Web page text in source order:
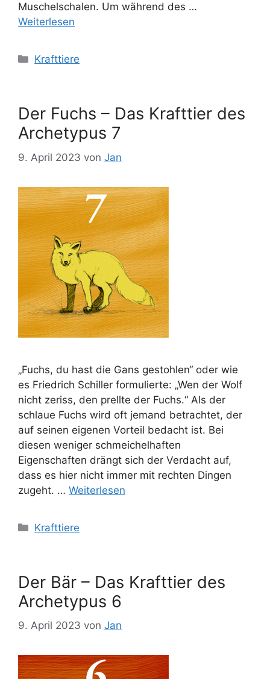
Muschelschalen. Um während des …
Weiterlesen
Kategorien
Krafttiere
Der Fuchs – Das Krafttier des
Archetypus 7
9. April 2023 von Jan
„Fuchs, du hast die Gans gestohlen“ oder wie
es Friedrich Schiller formulierte: „Wen der Wolf
nicht zeriss, den prellte der Fuchs.“ Als der
schlaue Fuchs wird oft jemand betrachtet, der
auf seinen eigenen Vorteil bedacht ist. Bei
diesen weniger schmeichelhaften
Eigenschaften drängt sich der Verdacht auf,
dass es hier nicht immer mit rechten Dingen
zugeht. … Weiterlesen
Kategorien
Krafttiere
Der Bär – Das Krafttier des
Archetypus 6
9. April 2023 von Jan